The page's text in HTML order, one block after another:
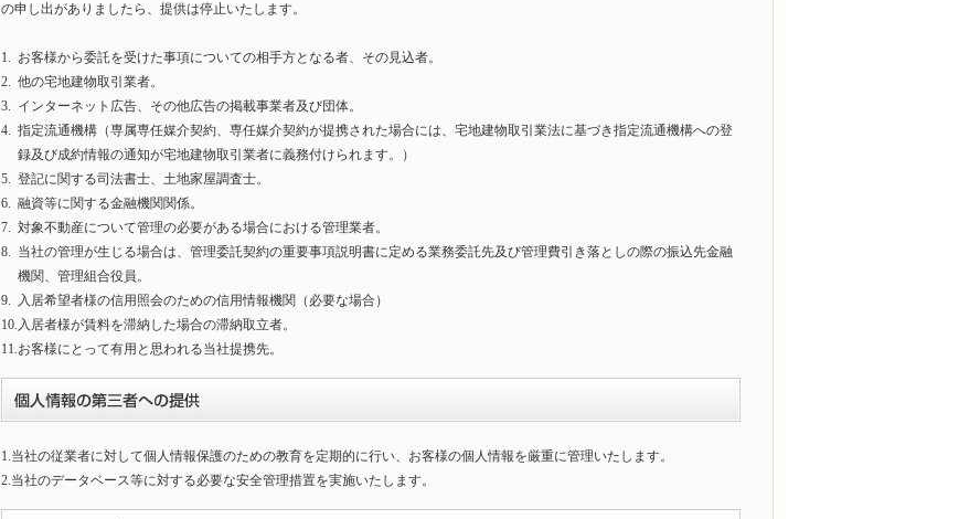
の申し出がありましたら、提供は停止いたします。
1. お客様から委託を受けた事項についての相手方となる者、その見込者。
2. 他の宅地建物取引業者。
3. インターネット広告、その他広告の掲載事業者及び団体。
4. 指定流通機構（専属専任媒介契約、専任媒介契約が提携された場合には、宅地建物取引業法に基づき指定流通機構への登
録及び成約情報の通知が宅地建物取引業者に義務付けられます。）
5. 登記に関する司法書士、土地家屋調査士。
6. 融資等に関する金融機関関係。
7. 対象不動産について管理の必要がある場合における管理業者。
8. 当社の管理が生じる場合は、管理委託契約の重要事項説明書に定める業務委託先及び管理費引き落としの際の振込先金融
機関、管理組合役員。
9.
入居希望者様の信用照会のための信用情報機関（必要な場合）
10. 入居者様が賃料を滞納した場合の滞納取立者。
11.お客様にとって有用と思われる当社提携先。
1.当社の従業者に対して個人情報保護のための教育を定期的に行い、お客様の個人情報を厳重に管理いたします。
2.当社のデータベース等に対する必要な安全管理措置を実施いたします。